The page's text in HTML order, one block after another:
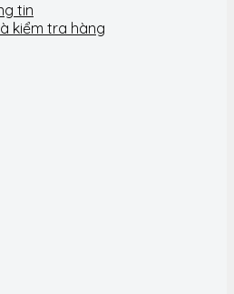
tin
kiểm tra hàng